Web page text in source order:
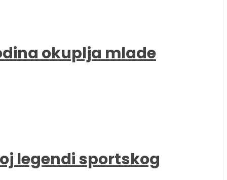
okuplja mlade
legendi sportskog